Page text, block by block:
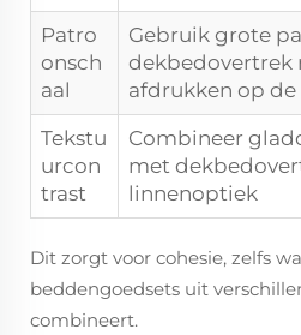
Patro
onsch
aal
Gebruik grote
dekbedovertrek
afdrukken op de
Tekstu
urcon
trast
Combineer
met
linnenoptiek
Dit zorgt voor cohesie, zelfs
beddengoedsets uit
combineert.